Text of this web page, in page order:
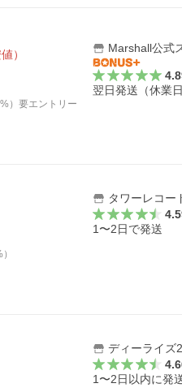
）
%） 要エントリー
Marshall公式
翌日発送（休業
タワーレコー
1〜2日で発送
ディーライズ
1〜2日以内に発